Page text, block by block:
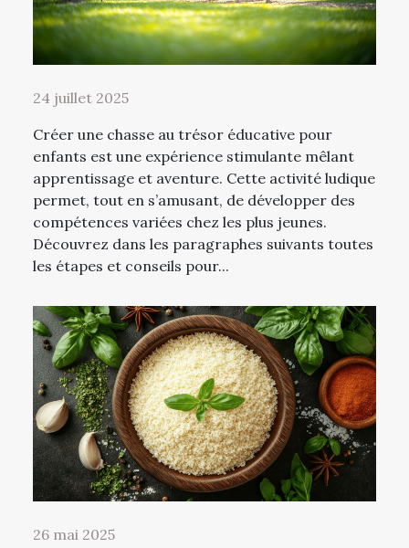
24 juillet 2025
Créer une chasse au trésor éducative pour
enfants est une expérience stimulante mêlant
apprentissage et aventure. Cette activité ludique
permet, tout en s’amusant, de développer des
compétences variées chez les plus jeunes.
Découvrez dans les paragraphes suivants toutes
les étapes et conseils pour...
26 mai 2025